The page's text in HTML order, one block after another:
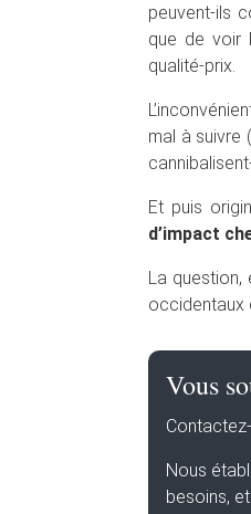
peuvent-ils
que de voir
qualité-prix.
mal à suivre
Et puis
d’impact
La question,
occidentaux
Vous
Nous
besoins,